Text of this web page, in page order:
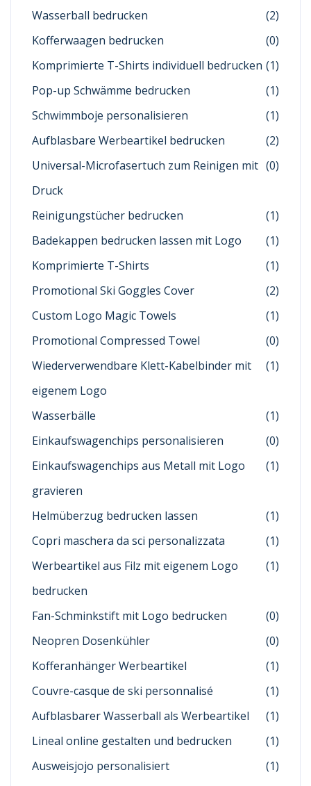
Wasserball bedrucken
(2)
Kofferwaagen bedrucken
(0)
Komprimierte T-Shirts individuell bedrucken (1)
Pop-up Schwämme bedrucken
(1)
Schwimmboje personalisieren
(1)
Aufblasbare Werbeartikel bedrucken
(2)
Universal-Microfasertuch zum Reinigen mit
Druck
(0)
Reinigungstücher bedrucken
(1)
Badekappen bedrucken lassen mit Logo
(1)
Komprimierte T-Shirts
(1)
Promotional Ski Goggles Cover
(2)
Custom Logo Magic Towels
(1)
Promotional Compressed Towel
(0)
Wiederverwendbare Klett-Kabelbinder mit
eigenem Logo
(1)
Wasserbälle
(1)
Einkaufswagenchips personalisieren
(0)
Einkaufswagenchips aus Metall mit Logo
gravieren
(1)
Helmüberzug bedrucken lassen
(1)
Copri maschera da sci personalizzata
(1)
Werbeartikel aus Filz mit eigenem Logo
bedrucken
(1)
Fan-Schminkstift mit Logo bedrucken
(0)
Neopren Dosenkühler
(0)
Kofferanhänger Werbeartikel
(1)
Couvre-casque de ski personnalisé
(1)
Aufblasbarer Wasserball als Werbeartikel
(1)
Lineal online gestalten und bedrucken
(1)
Ausweisjojo personalisiert
(1)